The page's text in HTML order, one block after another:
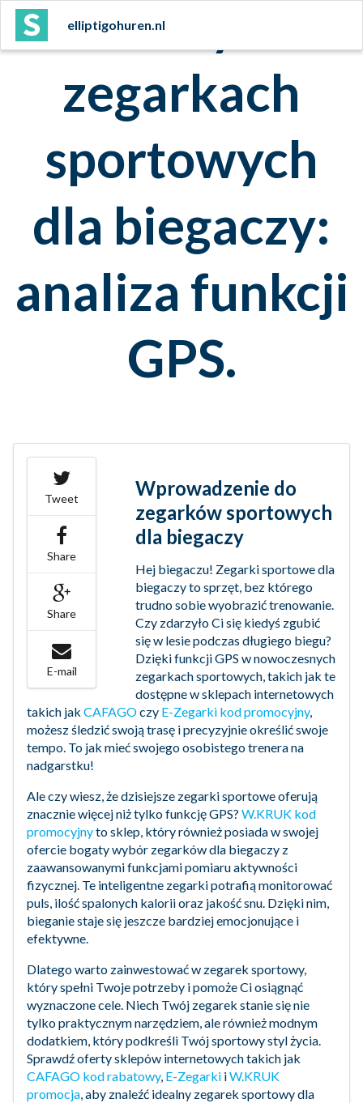
elliptigohuren.nl
Trendy w
zegarkach
sportowych
dla biegaczy:
analiza funkcji
GPS.
Tweet
Share
Share
E-mail
Wprowadzenie do
zegarków sportowych
dla biegaczy
Hej biegaczu! Zegarki sportowe dla
biegaczy to sprzęt, bez którego
trudno sobie wyobrazić trenowanie.
Czy zdarzyło Ci się kiedyś zgubić
się w lesie podczas długiego biegu?
Dzięki funkcji GPS w nowoczesnych
zegarkach sportowych, takich jak te
dostępne w sklepach internetowych
takich jak CAFAGOczy E-Zegarki kod promocyjny,
możesz śledzić swoją trasę i precyzyjnie określić swoje
tempo. To jak mieć swojego osobistego trenera na
nadgarstku!
Ale czy wiesz, że dzisiejsze zegarki sportowe oferują
znacznie więcej niż tylko funkcję GPS? W.KRUK kod
promocyjnyto sklep, który również posiada w swojej
ofercie bogaty wybór zegarków dla biegaczy z
zaawansowanymi funkcjami pomiaru aktywności
fizycznej. Te inteligentne zegarki potrafią monitorować
puls, ilość spalonych kalorii oraz jakość snu. Dzięki nim,
bieganie staje się jeszcze bardziej emocjonujące i
efektywne.
Dlatego warto zainwestować w zegarek sportowy,
który spełni Twoje potrzeby i pomoże Ci osiągnąć
wyznaczone cele. Niech Twój zegarek stanie się nie
tylko praktycznym narzędziem, ale również modnym
dodatkiem, który podkreśli Twój sportowy styl życia.
Sprawdź oferty sklepów internetowych takich jak
CAFAGO kod rabatowy, E-Zegarki iW.KRUK
promocja, aby znaleźć idealny zegarek sportowy dla